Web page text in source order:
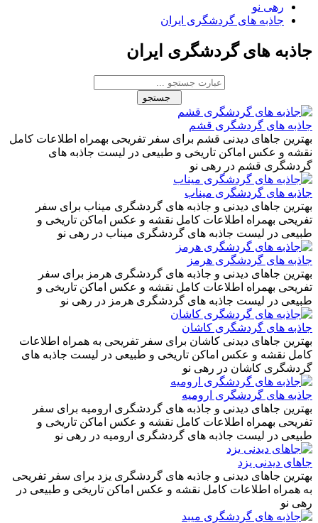
رهی نو
جاذبه های گردشگری ایران
جاذبه های گردشگری ایران
جستجو
جاذبه های گردشگری قشم
بهترین جاهای دیدنی قشم برای سفر تفریحی بهمراه اطلاعات کامل
نقشه و عکس اماکن تاریخی و طبیعی در لیست جاذبه های
گردشگری قشم در رهی نو
جاذبه های گردشگری میناب
بهترین جاهای دیدنی و جاذبه های گردشگری میناب برای سفر
تفریحی بهمراه اطلاعات کامل نقشه و عکس اماکن تاریخی و
طبیعی در لیست جاذبه های گردشگری میناب در رهی نو
جاذبه های گردشگری هرمز
بهترین جاهای دیدنی و جاذبه های گردشگری هرمز برای سفر
تفریحی بهمراه اطلاعات کامل نقشه و عکس اماکن تاریخی و
طبیعی در لیست جاذبه های گردشگری هرمز در رهی نو
جاذبه‌ های گردشگری کاشان
بهترین جاهای دیدنی کاشان برای سفر تفریحی به همراه اطلاعات
کامل نقشه و عکس اماکن تاریخی و طبیعی در لیست جاذبه‌ های
گردشگری کاشان در رهی نو
جاذبه‌ های گردشگری ارومیه
بهترین جاهای دیدنی و جاذبه‌ های گردشگری ارومیه برای سفر
تفریحی بهمراه اطلاعات کامل نقشه و عکس اماکن تاریخی و
طبیعی در لیست جاذبه‌ های گردشگری ارومیه در رهی نو
جاهای دیدنی یزد
بهترین جاهای دیدنی و جاذبه‌ های گردشگری یزد برای سفر تفریحی
به همراه اطلاعات کامل نقشه و عکس اماکن تاریخی و طبیعی در
رهی نو